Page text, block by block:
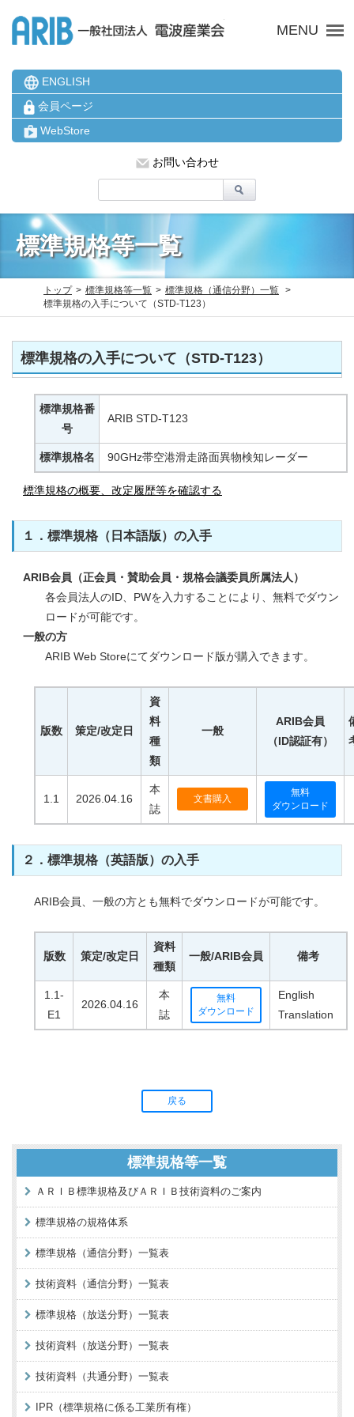
MENU
ENGLISH
会員ページ
WebStore
お問い合わせ
標準規格等一覧
トップ 標準規格等一覧
標準規格（通信分野）一覧
標準規格の入手について（STD-T123）
標準規格の入手について（STD-T123）
標準規格番
号
ARIB STD-T123
標準規格名 90GHz帯空港滑走路面異物検知レーダー
標準規格の概要、改定履歴等を確認する
１．標準規格（日本語版）の入手
ARIB会員（正会員・賛助会員・規格会議委員所属法人）
各会員法人のID、PWを入力することにより、無料でダウン
ロードが可能です。
一般の方
ARIB Web Storeにてダウンロード版が購入できます。
版数 策定/改定日
資
料
種
類
一般
ARIB会員
（ID認証有）
1.1 2026.04.16
本
誌
文書購入
無料
ダウンロード
２．標準規格（英語版）の入手
ARIB会員、一般の方とも無料でダウンロードが可能です。
版数 策定/改定日
資料
種類
一般/ARIB会員 備考
1.1-
E1
2026.04.16
本
誌
無料
ダウンロード
English
Translation
戻る
標準規格等一覧
ＡＲＩＢ標準規格及びＡＲＩＢ技術資料のご案内
標準規格の規格体系
標準規格（通信分野）一覧表
技術資料（通信分野）一覧表
標準規格（放送分野）一覧表
技術資料（放送分野）一覧表
技術資料（共通分野）一覧表
IPR（標準規格に係る工業所有権）